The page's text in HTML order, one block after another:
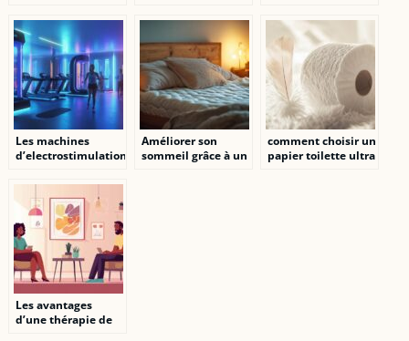
marche ?
respecter
l’environnement ?
Les machines
d’electrostimulation
pour perdre du
poids
Améliorer son
sommeil grâce à un
comment choisir un
papier toilette ultra
Les avantages
d’une thérapie de